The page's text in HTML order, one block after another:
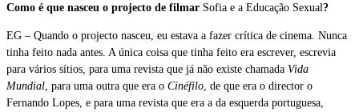
Como é que nasceu o projecto de filmar Sofia e a Educação Sexual?
EG – Quando o projecto nasceu, eu estava a fazer crítica de cinema. Nunca
tinha feito nada antes. A única coisa que tinha feito era escrever, escrevia
para vários sítios, para uma revista que já não existe chamada Vida
Mundial , para uma outra que era o Cinéfilo , de que era o director o
Fernando Lopes, e para uma revista que era a da esquerda portuguesa,